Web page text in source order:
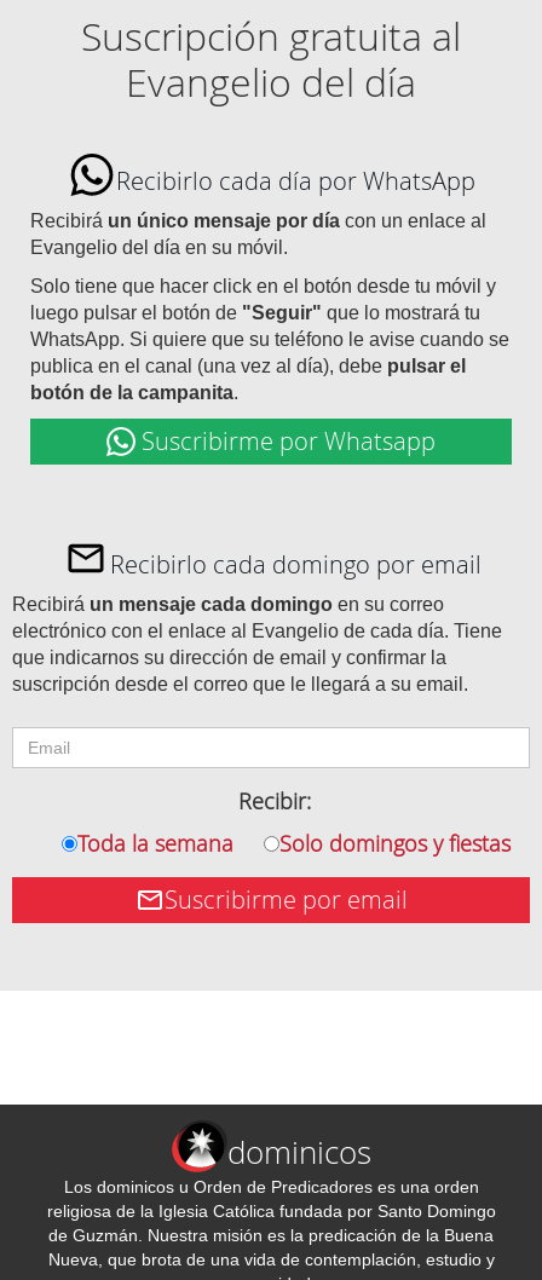
Suscripción gratuita al
Evangelio del día
Recibirlo cada día por WhatsApp
Recibirá un único mensaje por día con un enlace al
Evangelio del día en su móvil.
Solo tiene que hacer click en el botón desde tu móvil y
luego pulsar el botón de "Seguir" que lo mostrará tu
WhatsApp. Si quiere que su teléfono le avise cuando se
publica en el canal (una vez al día), debe pulsar el
botón de la campanita.
Suscribirme por Whatsapp
Recibirlo cada domingo por email
Recibirá un mensaje cada domingo en su correo
electrónico con el enlace al Evangelio de cada día. Tiene
que indicarnos su dirección de email y confirmar la
suscripción desde el correo que le llegará a su email.
Recibir:
Toda la semana
Solo domingos y fiestas
Suscribirme por email
dominicos
Los dominicos u Orden de Predicadores es una orden
religiosa de la Iglesia Católica fundada por Santo Domingo
de Guzmán. Nuestra misión es la predicación de la Buena
Nueva, que brota de una vida de contemplación, estudio y